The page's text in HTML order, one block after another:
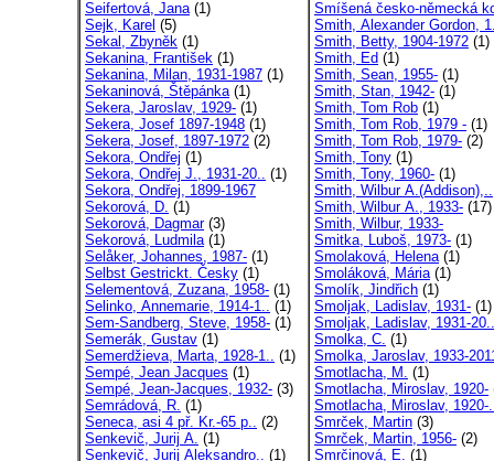
Seifertová, Jana(1)
Sejk, Karel (5)
Sekal, Zbyněk (1)
Sekanina, František (1)
Sekanina, Milan, 1931-1987 (1)
Sekaninová, Štěpánka(1)
Sekera, Jaroslav, 1929- (1)
Sekera, Josef 1897-1948 (1)
Sekera, Josef, 1897-1972 (2)
Sekora, Ondřej (1)
Sekora, Ondřej J., 1931-20.. (1)
Sekora, Ondřej, 1899-1967
Sekorová, D. (1)
Sekorová, Dagmar(3)
Sekorová, Ludmila(1)
Selåker, Johannes, 1987- (1)
Selbst Gestrickt. Česky (1)
Selementová, Zuzana, 1958- (1)
Selinko, Annemarie, 1914-1.. (1)
Sem-Sandberg, Steve, 1958- (1)
Semerák, Gustav (1)
Semerdžieva, Marta, 1928-1.. (1)
Sempé, Jean Jacques (1)
Sempé, Jean-Jacques, 1932- (3)
Semrádová, R. (1)
Seneca, asi 4 př. Kr.-65 p.. (2)
Senkevič, Jurij A. (1)
Senkevič, Jurij Aleksandro.. (1)
Smíšená česko-německá
Smith, Alexander Gordon,
Smith, Betty, 1904-1972 (1)
Smith, Ed (1)
Smith, Sean, 1955- (1)
Smith, Stan, 1942- (1)
Smith, Tom Rob (1)
Smith, Tom Rob, 1979 - (1)
Smith, Tom Rob, 1979- (2)
Smith, Tony (1)
Smith, Tony, 1960- (1)
Smith, Wilbur A.(Addison),..
Smith, Wilbur A., 1933- (17)
Smith, Wilbur, 1933-
Smitka, Luboš, 1973- (1)
Smolaková, Helena(1)
Smoláková, Mária(1)
Smolík, Jindřich (1)
Smoljak, Ladislav, 1931- (1)
Smoljak, Ladislav, 1931-20..
Smolka, C. (1)
Smolka, Jaroslav, 1933-
Smotlacha, M. (1)
Smotlacha, Miroslav, 1920-
Smotlacha, Miroslav, 1920-
Smrček, Martin (3)
Smrček, Martin, 1956- (2)
Smrčinová, E. (1)